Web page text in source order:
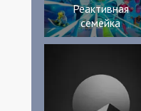
Реактивная
семейка